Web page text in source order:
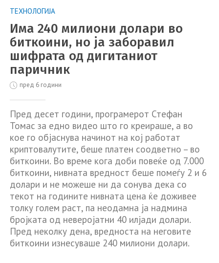
ТЕХНОЛОГИЈА
Има 240 милиони долари во
биткоини, но ја заборавил
шифрата од дигитаниот
паричник
пред 6 години
Пред десет години, програмерот Стефан
Томас за едно видео што го креираше, а во
кое го објаснува начинот на кој работат
криптовалутите, беше платен соодветно – во
биткоини. Во време кога доби повеќе од 7.000
биткоини, нивната вредност беше помеѓу 2 и 6
долари и не можеше ни да сонува дека со
текот на годините нивната цена ќе доживее
толку голем раст, па неодамна ја надмина
бројката од неверојатни 40 илјади долари.
Пред неколку дена, вредноста на неговите
биткоини изнесуваше 240 милиони долари.